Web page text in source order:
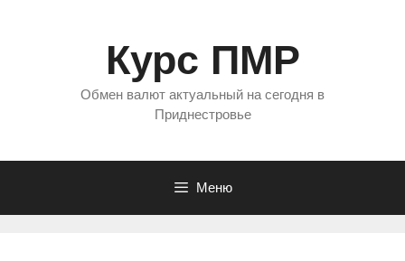
Курс ПМР
Обмен валют актуальный на сегодня в
Приднестровье
Меню